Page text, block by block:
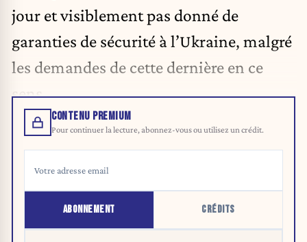
jour et visiblement pas donné de
garanties de sécurité à l’Ukraine, malgré
les demandes de cette dernière en ce
sens.
CONTENU PREMIUM
Pour continuer la lecture, abonnez-vous ou utilisez un crédit.
ABONNEMENT CRÉDITS